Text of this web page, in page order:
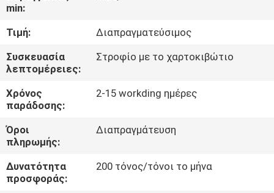
ΜΑΣ
ΕΛΆΤΕ
ΣΕ
ΕΠΑΦΉ
ΜΕ
ΕΙΔΉΣΕΙΣ
min:
Τιμή:
Διαπραγματεύσιμος
Συσκευασία
λεπτομέρειες:
Στροφίο με το χαρτοκιβώτιο
Χρόνος
παράδοσης:
2-15 workding ημέρες
Όροι
πληρωμής:
Διαπραγμάτευση
Δυνατότητα
προσφοράς:
200 τόνος/τόνοι το μήνα